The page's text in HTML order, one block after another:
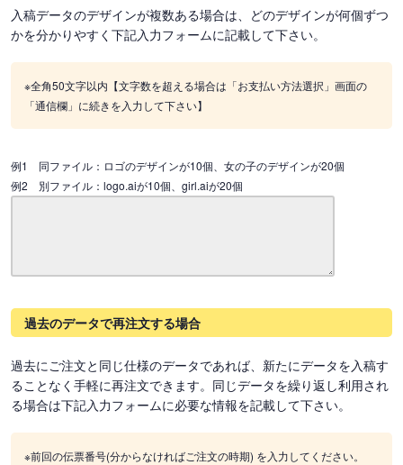
入稿データのデザインが複数ある場合は、どのデザインが何個ずつ
かを分かりやすく下記入力フォームに記載して下さい。
※全角50文字以内【文字数を超える場合は「お支払い方法選択」画面の
「通信欄」に続きを入力して下さい】
例1 同ファイル：ロゴのデザインが10個、女の子のデザインが20個
例2 別ファイル：logo.aiが10個、girl.aiが20個
過去のデータで再注文する場合
過去にご注文と同じ仕様のデータであれば、新たにデータを入稿す
ることなく手軽に再注文できます。同じデータを繰り返し利用され
る場合は下記入力フォームに必要な情報を記載して下さい。
※前回の伝票番号(分からなければご注文の時期) を入力してください。